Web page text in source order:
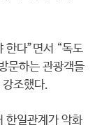
한다”면서 “독도
문하는 관광객들
조했다.
한일관계가 악화